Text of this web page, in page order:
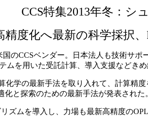
CCS特集2013年冬：シ
精度化へ最新の科学採択
のCCSベンダー。日本法人も技術サ
を用いた受託計算、導入支援などきめ
学の最新手法を取り入れて、計算精
と探索のための最新手法が発表され
ズムを導入し、力場も最新高精度の